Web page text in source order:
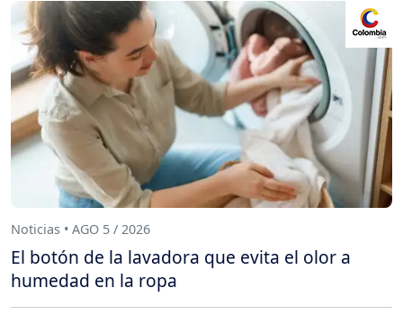
Noticias • AGO 5 / 2026
El botón de la lavadora que evita el olor a
humedad en la ropa